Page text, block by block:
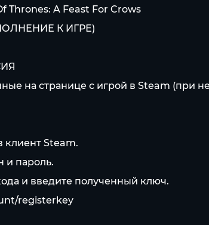
Thrones: A Feast For Crows
К ИГРЕ)
на странице с игрой в Steam (при
клиент Steam.
и пароль.
и введите полученный ключ.
registerkey